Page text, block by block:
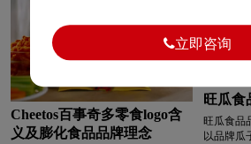
家具logo设计 酒logo设计 酒店
J字母汉字酒店logo设计 会计师事
科技logo设计 咖啡logo设计 快
Cheetos百事奇多零食logo含
义及膨化食品品牌理念
旺瓜食
旺瓜食品
以品牌瓜
立即咨询